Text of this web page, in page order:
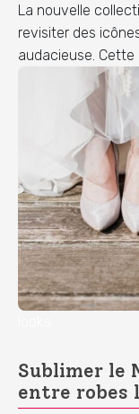
La nouvelle
revisiter des
audacieuse. Cette
Sublimer le
entre robes